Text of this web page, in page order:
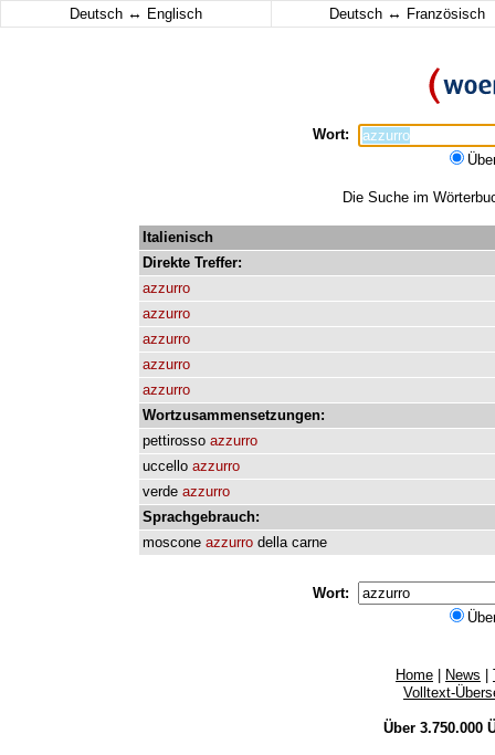
Deutsch ↔ Englisch Deutsch ↔ Französisch
Wort:
Die Suche im
Italienisch
Direkte Treffer:
azzurro
azzurro
azzurro
azzurro
azzurro
Wortzusammensetzungen:
pettirosso azzurro
uccello azzurro
verde azzurro
Sprachgebrauch:
moscone azzurro della carne
Wort:
Home News
Volltext-
Über 3.750.000